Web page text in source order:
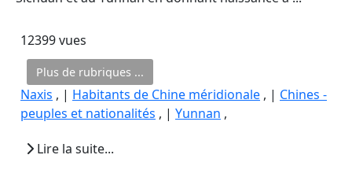
12399 vues
Plus de rubriques ...
Naxis , | Habitants de Chine méridionale , | Chines -
peuples et nationalités , | Yunnan ,
Lire la suite...